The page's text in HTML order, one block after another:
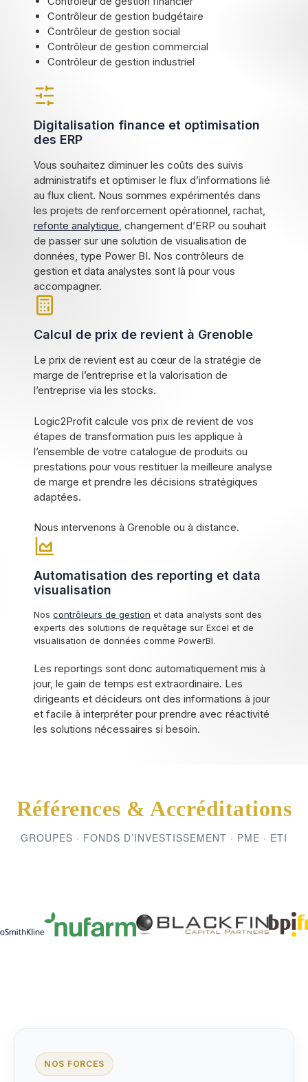
Contrôleur de gestion budgétaire
Contrôleur de gestion social
Contrôleur de gestion commercial
Contrôleur de gestion industriel
Digitalisation finance et optimisation
des ERP
Vous souhaitez diminuer les coûts des suivis
administratifs et optimiser le flux d’informations lié
au flux client. Nous sommes expérimentés dans
les projets de renforcement opérationnel, rachat,
refonte analytique, changement d’ERP ou souhait
de passer sur une solution de visualisation de
données, type Power BI. Nos contrôleurs de
gestion et data analystes sont là pour vous
accompagner.
Calcul de prix de revient à Grenoble
Le prix de revient est au cœur de la stratégie de
marge de l’entreprise et la valorisation de
l’entreprise via les stocks.
Logic2Profit calcule vos prix de revient de vos
étapes de transformation puis les applique à
l’ensemble de votre catalogue de produits ou
prestations pour vous restituer la meilleure analyse
de marge et prendre les décisions stratégiques
adaptées.
Nous intervenons à Grenoble ou à distance.
Automatisation des reporting et data
visualisation
Noscontrôleurs de gestion et data analysts sont des
experts des solutions de requêtage sur Excel et de
visualisation de données comme PowerBI.
Les reportings sont donc automatiquement mis à
jour, le gain de temps est extraordinaire. Les
dirigeants et décideurs ont des informations à jour
et facile à interpréter pour prendre avec réactivité
les solutions nécessaires si besoin.
Références & Accréditations
GROUPES · FONDS D’INVESTISSEMENT · PME · ETI
NOS FORCES